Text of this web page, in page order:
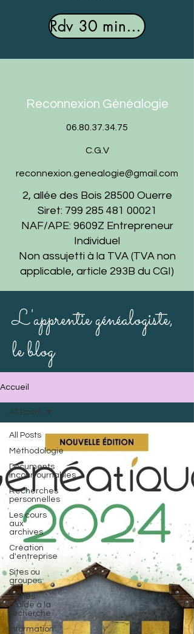
Rdv 30 minutes
Reconnexion Généalogie
06.80.37.34.75
C.G.V
reconnexion.genealogie@gmail.com
2, allée des Bois 28500 Ouerre
Siret: 799 285 481 00021
NAF/APE: 9609Z Entrepreneur
Individuel
Non assujetti à la TVA (TVA non
applicable, article 293B du CGI)
L'apprentie généalogiste,
le blog
Accueil
All Posts
Méthodologie
Documents
incourtournables
Recherches
personnelles
Les cours
aux
archives
Création
d'entreprise
Sites ou
groupes
Fiches
d'aide à la
recherche
Information
All Posts